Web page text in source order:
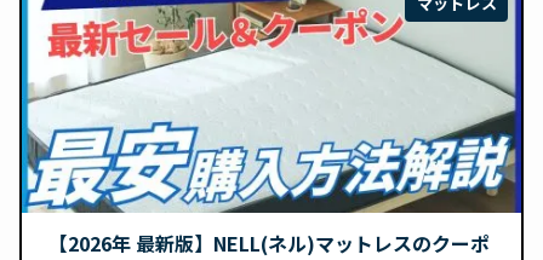
【2026年 最新版】NELL(ネル)マットレスのクーポ